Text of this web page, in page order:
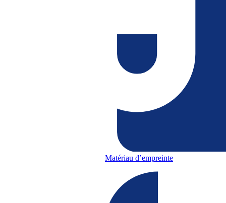
Matériau d’empreinte